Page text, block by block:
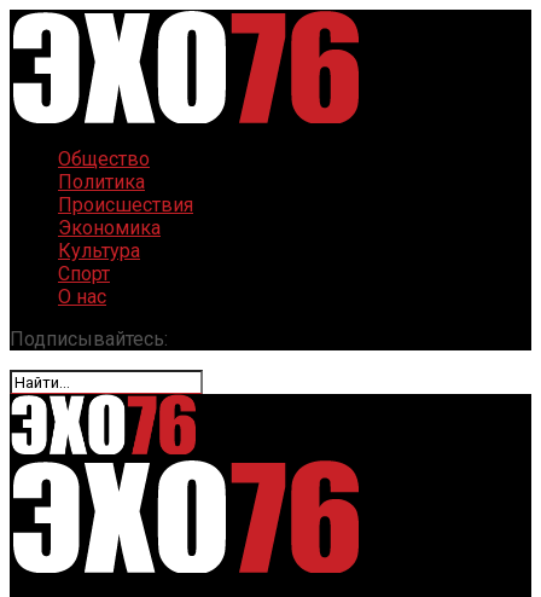
Общество
Политика
Происшествия
Экономика
Культура
Спорт
О нас
Подписывайтесь: